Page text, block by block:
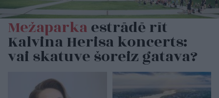
Mežaparkaestrādē rīt
Kalvina Herisa koncerts:
vai skatuve šoreiz gatava?